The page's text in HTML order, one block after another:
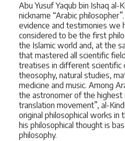
Abu Yusuf Yaqub bin Ishaq al-
nickname “Arabic
evidence and testimonies we
considered to be the first
the Islamic world and, at the
that mastered all scientific
treatises in different scientific
theosophy, natural studies,
medicine and music. Among
the astronomer of the highest
translation movement”, al-
original philosophical works in
his philosophical thought is
philosophy.